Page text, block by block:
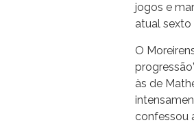
jogos e
atual sexto
O
às de
confessou